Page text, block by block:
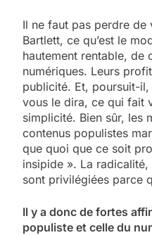
Il ne faut pas perdre de
Bartlett, ce qu’est le
hautement rentable, de
numériques. Leurs
publicité. Et, poursuit-
vous le dira, ce qui fait
simplicité. Bien sûr, les
contenus populistes
que quoi que ce soit
insipide ». La radicalité,
sont privilégiées parce
Il y a donc de fortes
populiste et celle du